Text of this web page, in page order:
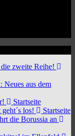
zweite Reihe!
Neues aus dem
Startseite
los!
Startseite
die Borussia an